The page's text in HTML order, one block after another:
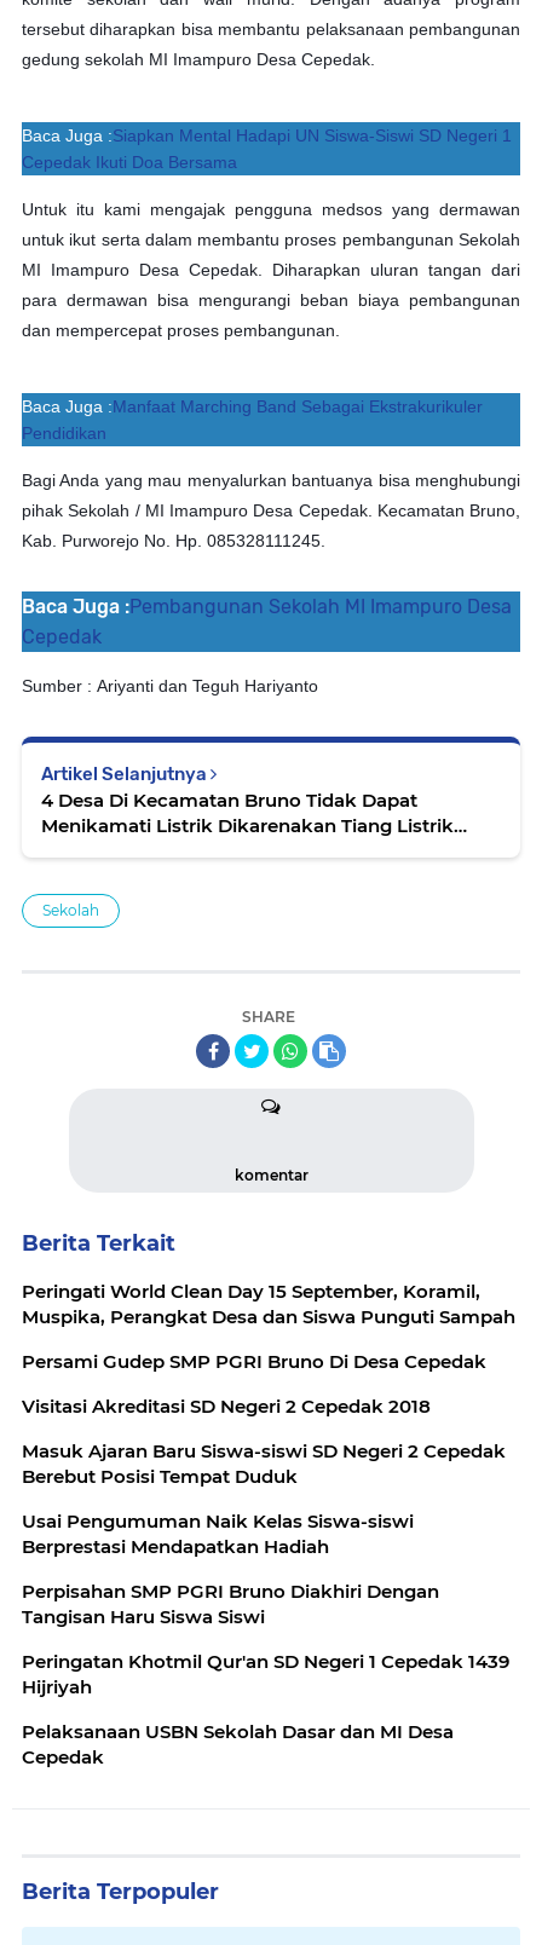
tersebut diharapkan bisa membantu pelaksanaan pembangunan
gedung sekolah MI Imampuro Desa Cepedak.
Baca Juga :Siapkan Mental Hadapi UN Siswa-Siswi SD Negeri 1
Cepedak Ikuti Doa Bersama
Untuk itu kami mengajak pengguna medsos yang dermawan
untuk ikut serta dalam membantu proses pembangunan Sekolah
MI Imampuro Desa Cepedak. Diharapkan uluran tangan dari
para dermawan bisa mengurangi beban biaya pembangunan
dan mempercepat proses pembangunan.
Baca Juga :Manfaat Marching Band Sebagai Ekstrakurikuler
Pendidikan
Bagi Anda yang mau menyalurkan bantuanya bisa menghubungi
pihak Sekolah / MI Imampuro Desa Cepedak. Kecamatan Bruno,
Kab. Purworejo No. Hp. 085328111245.
Baca Juga :Pembangunan Sekolah MI Imampuro Desa
Cepedak
Sumber : Ariyanti dan Teguh Hariyanto
Artikel Selanjutnya
4 Desa Di Kecamatan Bruno Tidak Dapat
Menikamati Listrik Dikarenakan Tiang Listrik
Sekolah
SHARE
komentar
Berita Terkait
Peringati World Clean Day 15 September, Koramil,
Muspika, Perangkat Desa dan Siswa Punguti Sampah
Persami Gudep SMP PGRI Bruno Di Desa Cepedak
Visitasi Akreditasi SD Negeri 2 Cepedak 2018
Masuk Ajaran Baru Siswa-siswi SD Negeri 2 Cepedak
Berebut Posisi Tempat Duduk
Usai Pengumuman Naik Kelas Siswa-siswi
Berprestasi Mendapatkan Hadiah
Perpisahan SMP PGRI Bruno Diakhiri Dengan
Tangisan Haru Siswa Siswi
Peringatan Khotmil Qur'an SD Negeri 1 Cepedak 1439
Hijriyah
Pelaksanaan USBN Sekolah Dasar dan MI Desa
Cepedak
Berita Terpopuler